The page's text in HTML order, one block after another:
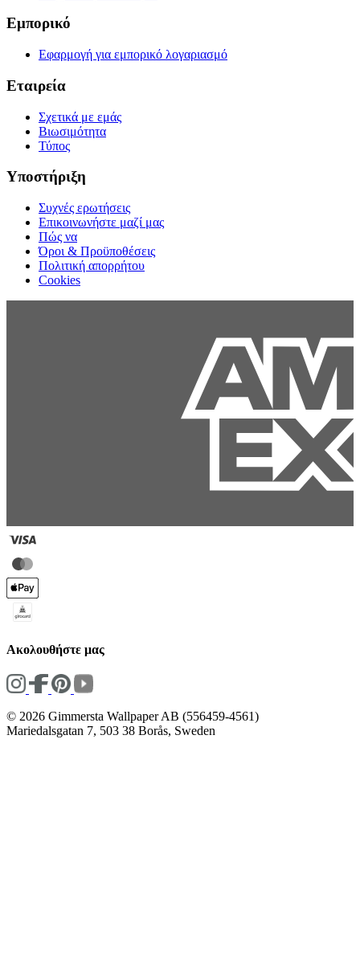
Εμπορικό
Εφαρμογή για εμπορικό λογαριασμό
Εταιρεία
Σχετικά με εμάς
Βιωσιμότητα
Τύπος
Υποστήριξη
Συχνές ερωτήσεις
Επικοινωνήστε μαζί μας
Πώς να
Όροι & Προϋποθέσεις
Πολιτική απορρήτου
Cookies
Ακολουθήστε μας
© 2026 Gimmersta Wallpaper AB (556459-4561)
Mariedalsgatan 7, 503 38 Borås, Sweden